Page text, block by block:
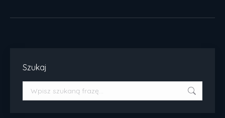
Szukaj
Szukaj: